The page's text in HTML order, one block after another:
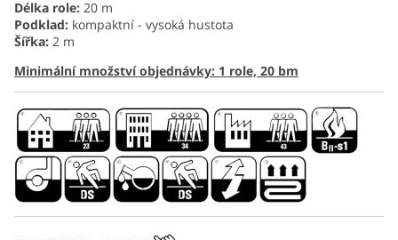
Délka role: 20 m
Podklad: kompaktní - vysoká hustota
Šířka: 2 m
Minimální množství objednávky: 1 role, 20 bm